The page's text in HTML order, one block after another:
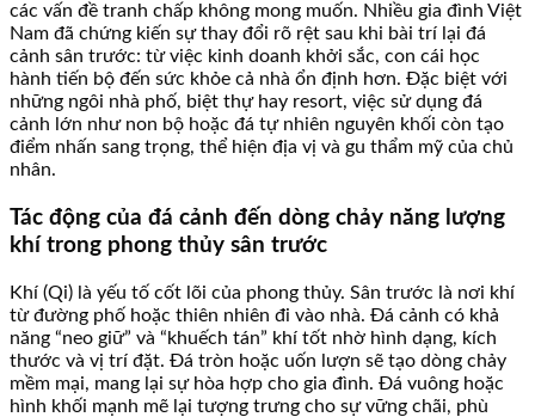
các vấn đề tranh chấp không mong muốn. Nhiều gia đình Việt
Nam đã chứng kiến sự thay đổi rõ rệt sau khi bài trí lại đá
cảnh sân trước: từ việc kinh doanh khởi sắc, con cái học
hành tiến bộ đến sức khỏe cả nhà ổn định hơn. Đặc biệt với
những ngôi nhà phố, biệt thự hay resort, việc sử dụng đá
cảnh lớn như non bộ hoặc đá tự nhiên nguyên khối còn tạo
điểm nhấn sang trọng, thể hiện địa vị và gu thẩm mỹ của chủ
nhân.
Tác động của đá cảnh đến dòng chảy năng lượng
khí trong phong thủy sân trước
Khí (Qi) là yếu tố cốt lõi của phong thủy. Sân trước là nơi khí
từ đường phố hoặc thiên nhiên đi vào nhà. Đá cảnh có khả
năng “neo giữ” và “khuếch tán” khí tốt nhờ hình dạng, kích
thước và vị trí đặt. Đá tròn hoặc uốn lượn sẽ tạo dòng chảy
mềm mại, mang lại sự hòa hợp cho gia đình. Đá vuông hoặc
hình khối mạnh mẽ lại tượng trưng cho sự vững chãi, phù